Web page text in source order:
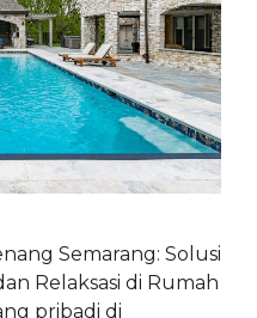
Semarang: Solusi
Relaksasi di Rumah
pribadi di